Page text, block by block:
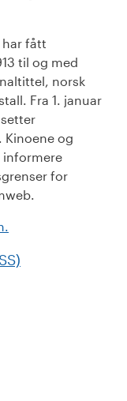
har fått
til og med
norsk
Fra 1. januar
Kinoene og
informere
for